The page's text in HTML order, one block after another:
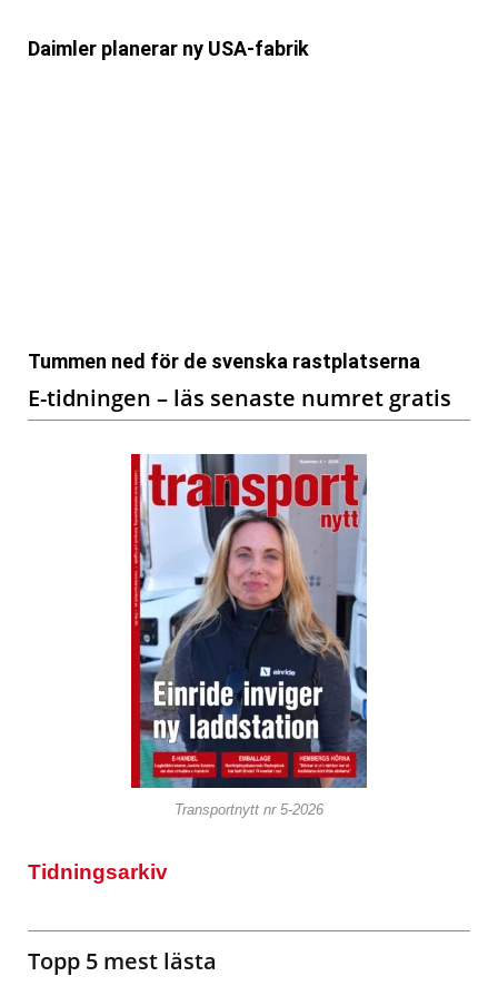
Daimler planerar ny USA-fabrik
Tummen ned för de svenska rastplatserna
E-tidningen – läs senaste numret gratis
Transportnytt nr 5-2026
Tidningsarkiv
Topp 5 mest lästa